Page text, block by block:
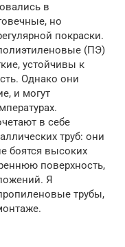
в
но
покраски.
(ПЭ)
устойчивы к
Однако они
и могут
в себе
труб: они
боятся высоких
поверхность,
Я
трубы,